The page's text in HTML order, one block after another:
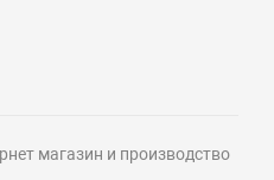
магазин и производство